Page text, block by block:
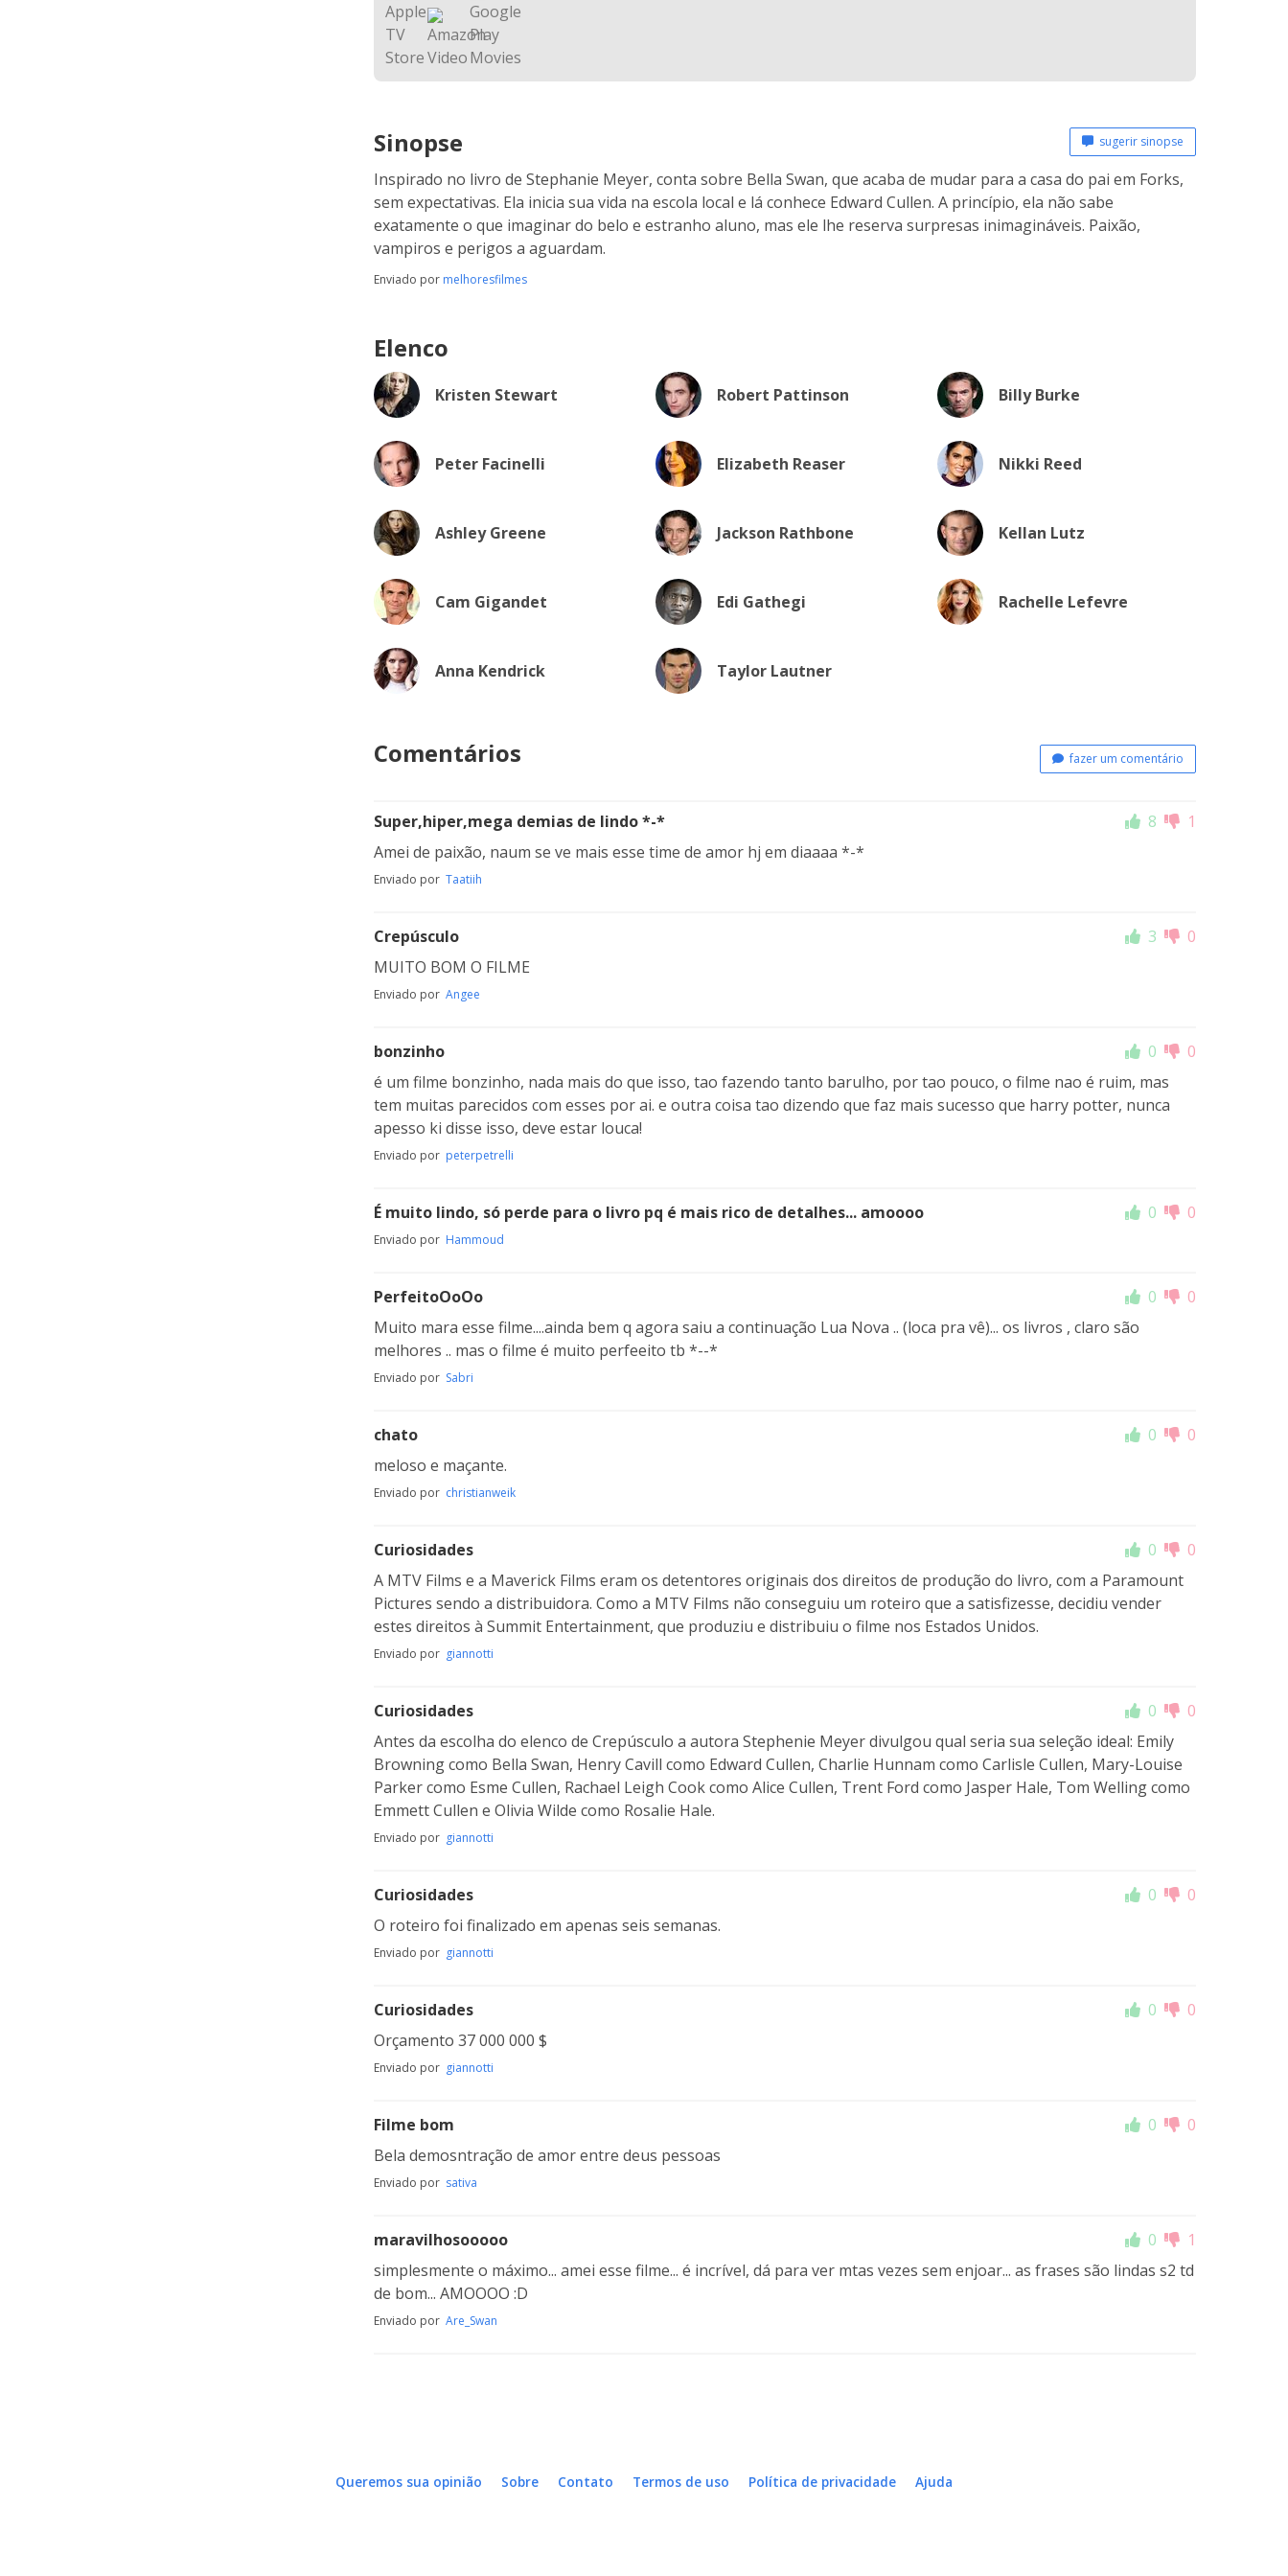
Sinopse sugerir sinopse
Inspirado no livro de Stephanie Meyer, conta sobre Bella Swan, que acaba de mudar para a casa do pai em Forks,
sem expectativas. Ela inicia sua vida na escola local e lá conhece Edward Cullen. A princípio, ela não sabe
exatamente o que imaginar do belo e estranho aluno, mas ele lhe reserva surpresas inimagináveis. Paixão,
vampiros e perigos a aguardam.
Enviado por melhoresfilmes
Elenco
Kristen Stewart Robert Pattinson Billy Burke
Peter Facinelli Elizabeth Reaser Nikki Reed
Ashley Greene Jackson Rathbone Kellan Lutz
Cam Gigandet Edi Gathegi Rachelle Lefevre
Anna Kendrick Taylor Lautner
Comentários fazer um comentário
Super,hiper,mega demias de lindo *-* 8
1
Amei de paixão, naum se ve mais esse time de amor hj em diaaaa *-*
Enviado por Taatiih
Crepúsculo 3
0
MUITO BOM O FILME
Enviado por Angee
bonzinho 0
0
é um filme bonzinho, nada mais do que isso, tao fazendo tanto barulho, por tao pouco, o filme nao é ruim, mas
tem muitas parecidos com esses por ai. e outra coisa tao dizendo que faz mais sucesso que harry potter, nunca
apesso ki disse isso, deve estar louca!
Enviado por peterpetrelli
É muito lindo, só perde para o livro pq é mais rico de detalhes... amoooo 0 0
Enviado por Hammoud
PerfeitoOoOo 0
0
Muito mara esse filme....ainda bem q agora saiu a continuação Lua Nova .. (loca pra vê)... os livros , claro são
melhores .. mas o filme é muito perfeeito tb *--*
Enviado por Sabri
chato 0
0
meloso e maçante.
Enviado por christianweik
Curiosidades 0
0
A MTV Films e a Maverick Films eram os detentores originais dos direitos de produção do livro, com a Paramount
Pictures sendo a distribuidora. Como a MTV Films não conseguiu um roteiro que a satisfizesse, decidiu vender
estes direitos à Summit Entertainment, que produziu e distribuiu o filme nos Estados Unidos.
Enviado por giannotti
Curiosidades 0
0
Antes da escolha do elenco de Crepúsculo a autora Stephenie Meyer divulgou qual seria sua seleção ideal: Emily
Browning como Bella Swan, Henry Cavill como Edward Cullen, Charlie Hunnam como Carlisle Cullen, Mary-Louise
Parker como Esme Cullen, Rachael Leigh Cook como Alice Cullen, Trent Ford como Jasper Hale, Tom Welling como
Emmett Cullen e Olivia Wilde como Rosalie Hale.
Enviado por giannotti
Curiosidades 0
0
O roteiro foi finalizado em apenas seis semanas.
Enviado por giannotti
Curiosidades 0
0
Orçamento 37 000 000 $
Enviado por giannotti
Filme bom 0
0
Bela demosntração de amor entre deus pessoas
Enviado por sativa
maravilhosooooo 0
1
simplesmente o máximo... amei esse filme... é incrível, dá para ver mtas vezes sem enjoar... as frases são lindas s2 td
de bom... AMOOOO :D
Enviado por Are_Swan
Queremos sua opinião Sobre Contato Termos de uso Política de privacidade Ajuda